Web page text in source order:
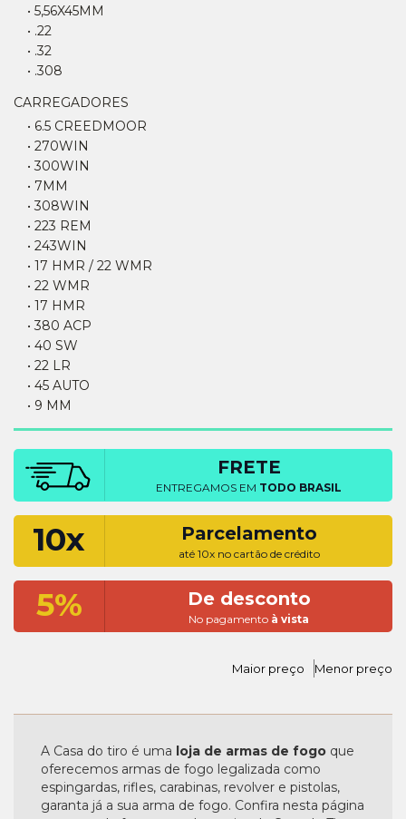
• 5,56X45MM
• .22
• .32
• .308
CARREGADORES
• 6.5 CREEDMOOR
• 270WIN
• 300WIN
• 7MM
• 308WIN
• 223 REM
• 243WIN
• 17 HMR / 22 WMR
• 22 WMR
• 17 HMR
• 380 ACP
• 40 SW
• 22 LR
• 45 AUTO
• 9 MM
FRETE
ENTREGAMOS EM TODO BRASIL
10x Parcelamento
até 10x no cartão de crédito
5% De desconto
No pagamento à vista
Maior preço Menor preço
A Casa do tiro é uma loja de armas de fogo que
oferecemos armas de fogo legalizada como
espingardas, rifles, carabinas, revolver e pistolas,
garanta já a sua arma de fogo. Confira nesta página